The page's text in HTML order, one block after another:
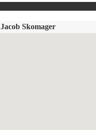
Jacob Skomager